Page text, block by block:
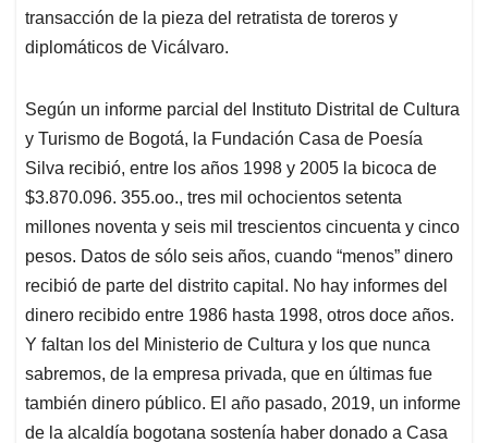
transacción de la pieza del retratista de toreros y
diplomáticos de Vicálvaro.
Según un informe parcial del Instituto Distrital de Cultura
y Turismo de Bogotá, la Fundación Casa de Poesía
Silva recibió, entre los años 1998 y 2005 la bicoca de
$3.870.096. 355.oo., tres mil ochocientos setenta
millones noventa y seis mil trescientos cincuenta y cinco
pesos. Datos de sólo seis años, cuando “menos” dinero
recibió de parte del distrito capital. No hay informes del
dinero recibido entre 1986 hasta 1998, otros doce años.
Y faltan los del Ministerio de Cultura y los que nunca
sabremos, de la empresa privada, que en últimas fue
también dinero público. El año pasado, 2019, un informe
de la alcaldía bogotana sostenía haber donado a Casa